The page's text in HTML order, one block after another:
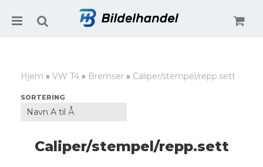
Hjem » VW T4 » Bremser » Caliper/stempel/repp.sett
SORTERING
Caliper/stempel/repp.sett